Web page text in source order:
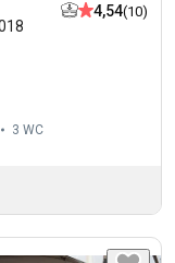
4,54(10)
3 WC